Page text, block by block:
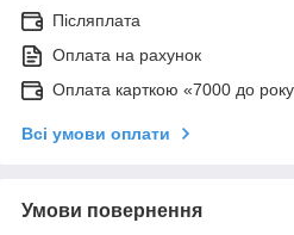
Післяплата
Оплата на рахунок
Оплата карткою «7000 до
Всі умови оплати
Умови повернення